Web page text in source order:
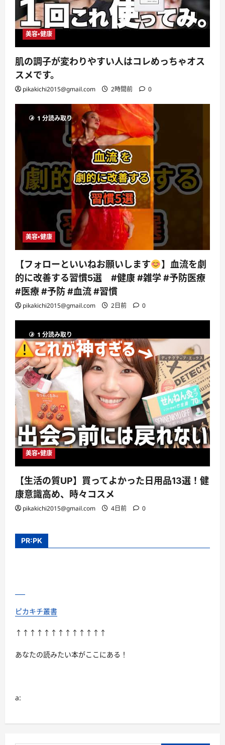
美容・健康
肌の調子が変わりやすい人はコレめっちゃオス
スメです。
pikakichi2015@gmail.com 2時間前 0
1 分読み取り
美容・健康
【フォローといいねお願いします
】血流を劇
的に改善する習慣5選 #健康 #雑学 #予防医療
#医療 #予防 #血流 #習慣
pikakichi2015@gmail.com 2日前 0
1 分読み取り
美容・健康
【生活の質UP】買ってよかった日用品13選！健
康意識高め、時々コスメ
pikakichi2015@gmail.com 4日前 0
PR:PK
ピカキチ叢書
↑↑↑↑↑↑↑↑↑↑↑↑↑
あなたの読みたい本がここにある！
a: